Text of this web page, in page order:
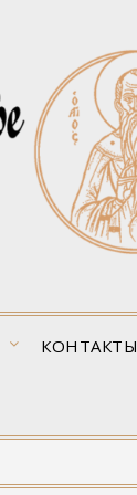
КОНТАКТЫ